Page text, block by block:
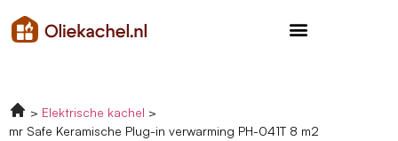
Elektrische kachel
mr Safe Keramische Plug-in verwarming PH-041T 8 m2